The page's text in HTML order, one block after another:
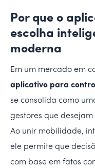
Por que o
escolha
moderna
Em um mercado em
aplicativo para
se consolida como
gestores que
Ao unir mobilidade,
ele permite que
com base em fatos